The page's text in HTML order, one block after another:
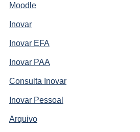
Moodle
Inovar
Inovar EFA
Inovar PAA
Consulta Inovar
Inovar Pessoal
Arquivo